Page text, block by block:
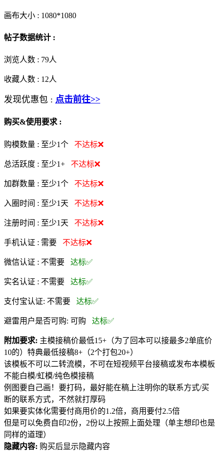
画布大小 : 1080*1080
帖子数据统计 :
浏览人数 : 79人
收藏人数 : 12人
发现优惠包 : 点击前往>>
购买&使用要求 :
购模数量 : 至少1个 不达标❌
总活跃度 : 至少1+ 不达标❌
加群数量 : 至少1个 不达标❌
入圈时间 : 至少1天 不达标❌
注册时间 : 至少1天 不达标❌
手机认证 : 需要 不达标❌
微信认证 : 不需要 达标✅
实名认证 : 不需要 达标✅
支付宝认证: 不需要 达标✅
避雷用户是否可购: 可购 达标✅
附加要求: 主模接稿价最低15+（为了回本可以接最多2单底价
10的）特典最低接稿8+（2个打包20+）
该模板不可以二转流模，不可在短视频平台接稿或发布本模板
不能白模/虹模/纯色模接稿
例图要自己画！要打码，最好能在稿上注明你的联系方式/买
断的联系方式，不然就打厚码
如果要实体化需要付商用价的1.2倍，商用要付2.5倍
但是可以免费自印2份，2份以上按照上面处理（单主想印也是
同样的道理）
隐藏内容: 购买后显示隐藏内容